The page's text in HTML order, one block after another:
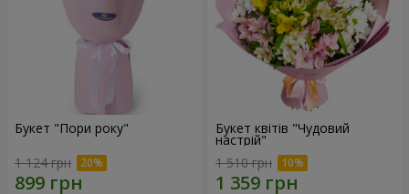
Букет "Пори року"
1 124 грн
Букет квітів "Чудовий
настрій"
1 510 грн